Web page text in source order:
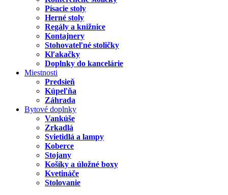
Písacie stoly
Herné stoly
Regály a knižnice
Kontajnery
Stohovateľné stoličky
Kľakačky
Doplnky do kancelárie
Miestnosti
Predsieň
Kúpeľňa
Záhrada
Bytové doplnky
Vankúše
Zrkadlá
Svietidlá a lampy
Koberce
Stojany
Košíky a úložné boxy
Kvetináče
Stolovanie